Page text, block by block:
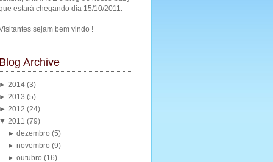
estará chegando dia 15/10/2011.
sejam bem vindo !
Archive
2014 (3)
2013 (5)
2012 (24)
2011 (79)
►dezembro(5)
►novembro(9)
►outubro(16)